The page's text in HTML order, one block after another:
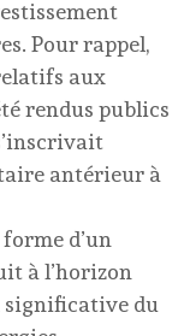
Pour rappel,
aux
rendus publics
antérieur à
d’un
à l’horizon
significative du